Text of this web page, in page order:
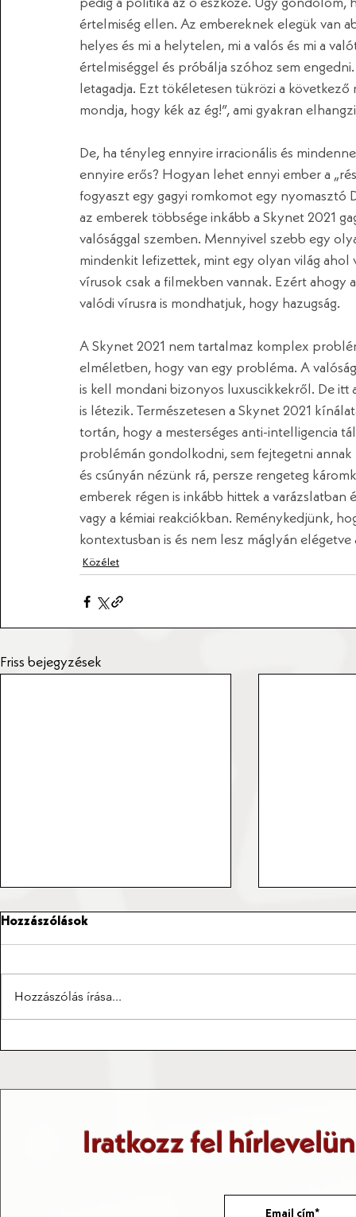
pedig a politika az ő eszköze. Úgy gondolom,
értelmiség ellen. Az embereknek elegük van
helyes és mi a helytelen, mi a valós és mi a
értelmiséggel és próbálja szóhoz sem
letagadja. Ezt tökéletesen tükrözi a
mondja, hogy kék az ég!”, ami gyakran
De, ha tényleg ennyire irracionális és
ennyire erős? Hogyan lehet ennyi ember a
fogyaszt egy gagyi romkomot egy
az emberek többsége inkább a Skynet 2021
valósággal szemben. Mennyivel szebb egy
mindenkit lefizettek, mint egy olyan világ
vírusok csak a filmekben vannak. Ezért ahogy
valódi vírusra is mondhatjuk, hogy hazugság.
A Skynet 2021 nem tartalmaz komplex
elméletben, hogy van egy probléma. A
is kell mondani bizonyos luxuscikkekről. De
is létezik. Természetesen a Skynet 2021
tortán, hogy a mesterséges anti-intelligencia
problémán gondolkodni, sem fejtegetni
és csúnyán nézünk rá, persze rengeteg
emberek régen is inkább hittek a
vagy a kémiai reakciókban. Reménykedjünk,
kontextusban is és nem lesz máglyán
Közélet
Friss bejegyzések
Hozzászólások
Hozzászólás írása...
Iratkozz fel